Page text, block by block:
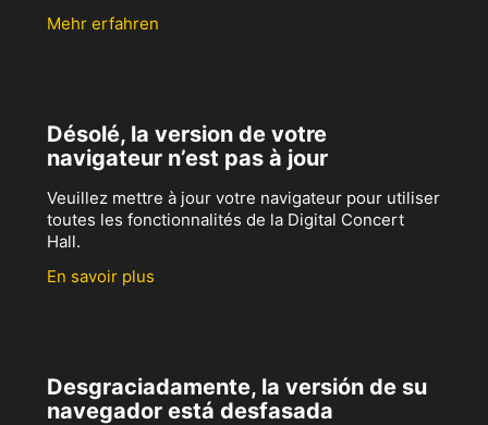
Mehr erfahren
Désolé, la version de votre
navigateur n’est pas à jour
Veuillez mettre à jour votre navigateur pour utiliser
toutes les fonctionnalités de la Digital Concert
Hall.
En savoir plus
Desgraciadamente, la versión de su
navegador está desfasada